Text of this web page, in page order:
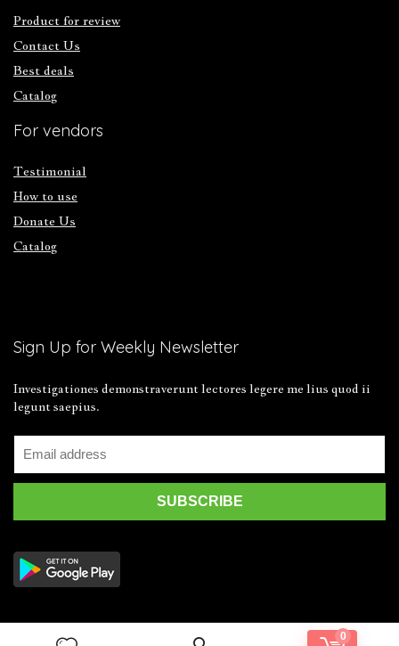
0
Product for review
Contact Us
Best deals
Catalog
For vendors
Testimonial
How to use
Donate Us
Catalog
Sign Up for Weekly Newsletter
Investigationes demonstraverunt lectores legere me lius quod ii
legunt saepius.